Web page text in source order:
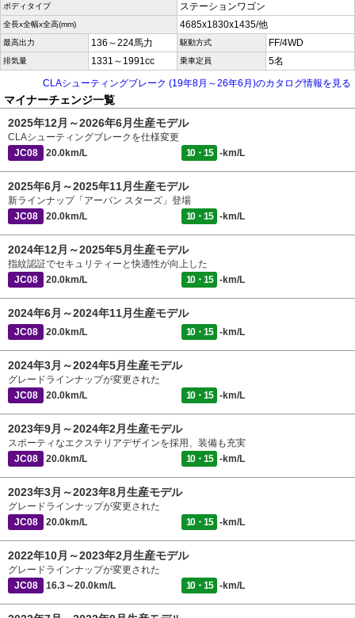
ボディタイプ ステーションワゴン
全長x全幅x全高(mm) 4685x1830x1435/他
最高出力 136～224馬力 駆動方式 FF/4WD
排気量 1331～1991cc 乗車定員
5名
CLAシューティングブレーク (19年8月～26年6月)のカタログ情報を見る
マイナーチェンジ一覧
2025年12月～2026年6月生産モデル
CLAシューティングブレークを仕様変更
JC08
20.0km/L 10・15 -km/L
2025年6月～2025年11月生産モデル
新ラインナップ「アーバン スターズ」登場
JC08
20.0km/L 10・15 -km/L
2024年12月～2025年5月生産モデル
指紋認証でセキュリティーと快適性が向上した
JC08
20.0km/L 10・15 -km/L
2024年6月～2024年11月生産モデル
JC08 20.0km/L 10・15 -km/L
2024年3月～2024年5月生産モデル
グレードラインナップが変更された
JC08
20.0km/L 10・15 -km/L
2023年9月～2024年2月生産モデル
スポーティなエクステリアデザインを採用、装備も充実
JC08
20.0km/L 10・15 -km/L
2023年3月～2023年8月生産モデル
グレードラインナップが変更された
JC08
20.0km/L 10・15 -km/L
2022年10月～2023年2月生産モデル
グレードラインナップが変更された
JC08
16.3～20.0km/L 10・15 -km/L